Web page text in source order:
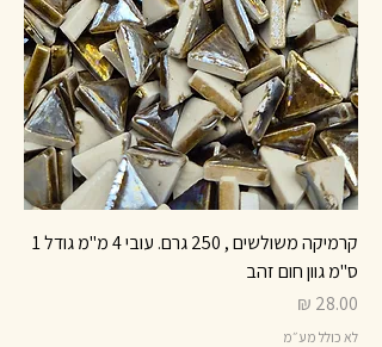
קרמיקה משולשים , 250 גרם. עובי 4 מ"מ גודל 1
ס"מ גוון חום זהב
מחיר
לא כולל מע״מ